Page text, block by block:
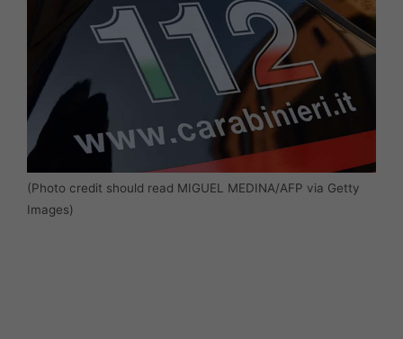
(Photo credit should read MIGUEL MEDINA/AFP via Getty
Images)